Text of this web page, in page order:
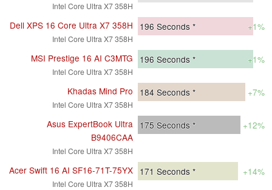
Intel Core Ultra X7 358H
Dell XPS 16 Core Ultra X7 358H
Intel Core Ultra X7 358H
196 Seconds * +1%
MSI Prestige 16 AI C3MTG
Intel Core Ultra X7 358H
196 Seconds * +1%
Khadas Mind Pro
Intel Core Ultra X7 358H
184 Seconds * +7%
Asus ExpertBook Ultra
B9406CAA
Intel Core Ultra X7 358H
175 Seconds * +12%
Acer Swift 16 AI SF16-71T-75YX
Intel Core Ultra X7 358H
171 Seconds * +14%